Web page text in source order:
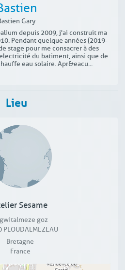
Gary
depuis 2009, j'ai construit ma
Pendant quelque années (2019-
stage pour me consacrer à des
du batiment, ainsi que de
eau solaire. Apr&eacu...
Lieu
Sesame
goz
PLOUDALMEZEAU
Bretagne
France